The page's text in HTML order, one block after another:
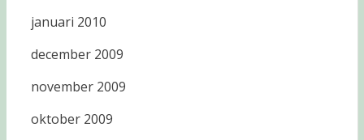
januari 2010
december 2009
november 2009
oktober 2009